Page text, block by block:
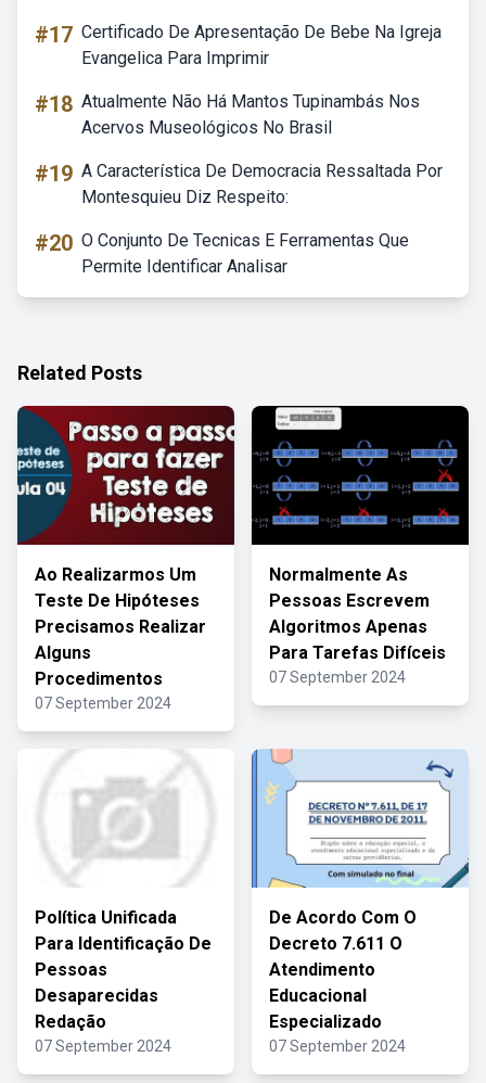
#17 Certificado De Apresentação De Bebe Na Igreja
Evangelica Para Imprimir
#18 Atualmente Não Há Mantos Tupinambás Nos
Acervos Museológicos No Brasil
#19 A Característica De Democracia Ressaltada Por
Montesquieu Diz Respeito:
#20 O Conjunto De Tecnicas E Ferramentas Que
Permite Identificar Analisar
Related Posts
Ao Realizarmos Um
Teste De Hipóteses
Precisamos Realizar
Alguns
Procedimentos
07 September 2024
Normalmente As
Pessoas Escrevem
Algoritmos Apenas
Para Tarefas Difíceis
07 September 2024
Política Unificada
Para Identificação De
Pessoas
Desaparecidas
Redação
07 September 2024
De Acordo Com O
Decreto 7.611 O
Atendimento
Educacional
Especializado
07 September 2024